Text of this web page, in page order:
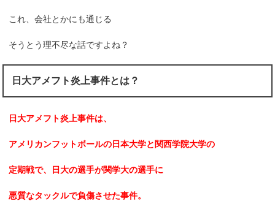
これ、会社とかにも通じる
そうとう理不尽な話ですよね？
日大アメフト炎上事件とは？
日大アメフト炎上事件は、
アメリカンフットボールの日本大学と関西学院大学の
定期戦で、日大の選手が関学大の選手に
悪質なタックルで負傷させた事件。